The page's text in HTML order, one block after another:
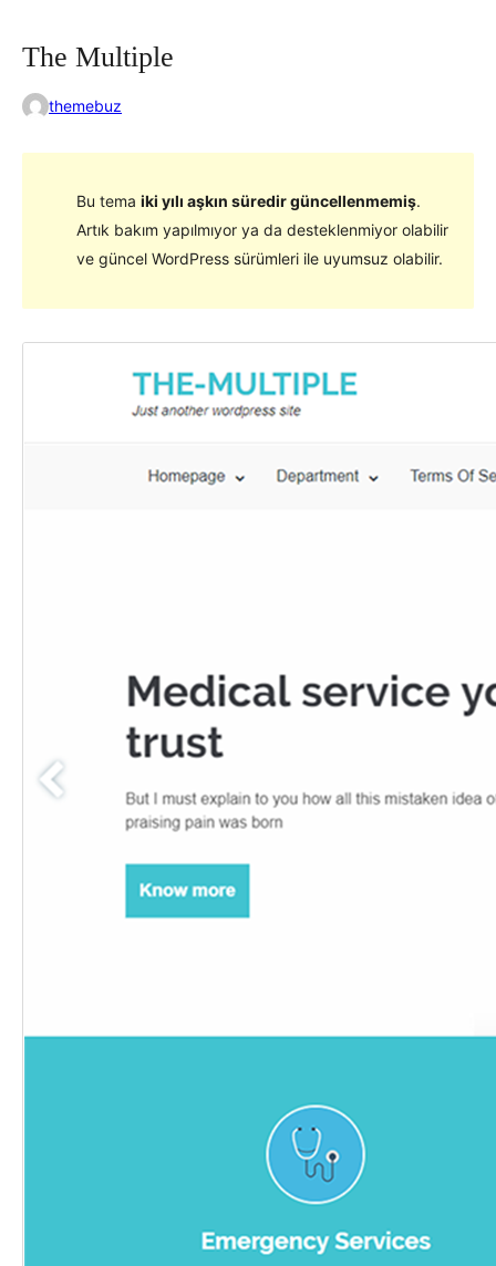
The Multiple
themebuz
Bu tema iki yılı aşkın süredir güncellenmemiş.
Artık bakım yapılmıyor ya da desteklenmiyor olabilir
ve güncel WordPress sürümleri ile uyumsuz olabilir.